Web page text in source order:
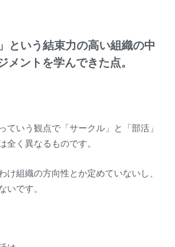
いう結束力の高い組織の中
メントを学んできた点。
ていう観点で「サークル」と「部活」
全く異なるものです。
け組織の方向性とか定めていないし、
です。